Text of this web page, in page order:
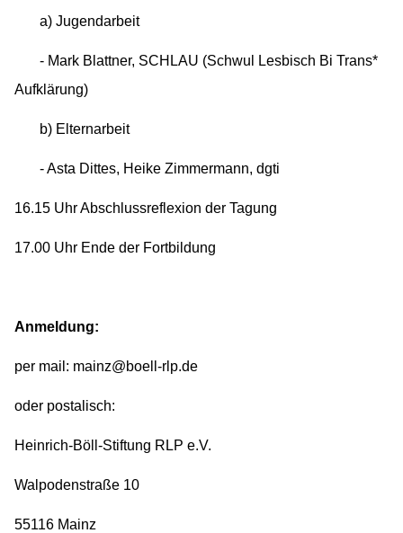
a) Jugendarbeit
- Mark Blattner, SCHLAU (Schwul Lesbisch Bi Trans*
Aufklärung)
b) Elternarbeit
- Asta Dittes, Heike Zimmermann, dgti
16.15 Uhr Abschlussreflexion der Tagung
17.00 Uhr Ende der Fortbildung
Anmeldung:
per mail: mainz@boell-rlp.de
oder postalisch:
Heinrich-Böll-Stiftung RLP e.V.
Walpodenstraße 10
55116 Mainz